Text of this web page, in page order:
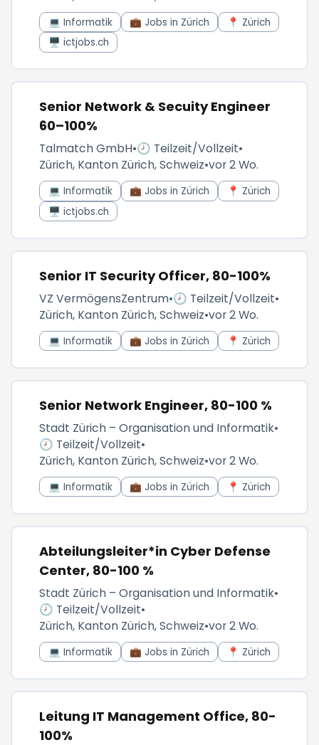
💻 Informatik 💼 Jobs in Zürich
📍 Zürich
🖥️ ictjobs.ch
Senior Network & Secuity Engineer
60–100%
Talmatch GmbH•🕗 Teilzeit/Vollzeit•
Zürich, Kanton Zürich, Schweiz•vor 2 Wo.
💻 Informatik 💼 Jobs in Zürich
📍 Zürich
🖥️ ictjobs.ch
Senior IT Security Officer, 80-100%
VZ VermögensZentrum•🕗 Teilzeit/Vollzeit•
Zürich, Kanton Zürich, Schweiz•vor 2 Wo.
💻 Informatik 💼 Jobs in Zürich 📍 Zürich
Senior Network Engineer, 80-100 %
Stadt Zürich – Organisation und Informatik•
🕗 Teilzeit/Vollzeit•
Zürich, Kanton Zürich, Schweiz•vor 2 Wo.
💻 Informatik 💼 Jobs in Zürich 📍 Zürich
Abteilungsleiter*in Cyber Defense
Center, 80-100 %
Stadt Zürich – Organisation und Informatik•
🕗 Teilzeit/Vollzeit•
Zürich, Kanton Zürich, Schweiz•vor 2 Wo.
💻 Informatik 💼 Jobs in Zürich 📍 Zürich
Leitung IT Management Office, 80-
100%